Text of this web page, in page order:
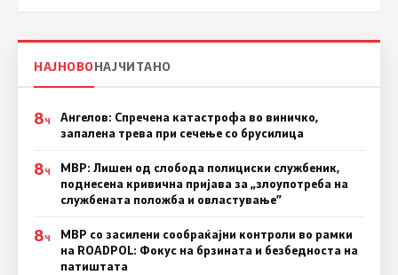
НАЈНОВОНАЈЧИТАНО
8Ч
Ангелов: Спречена катастрофа во виничко,
запалена трева при сечење со брусилица
8Ч
МВР: Лишен од слобода полициски службеник,
поднесена кривична пријава за „злоупотреба на
службената положба и овластување”
8Ч
МВР со засилени сообраќајни контроли во рамки
на ROADPOL: Фокус на брзината и безбедноста на
патиштата